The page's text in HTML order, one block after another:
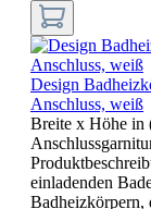
Design
Anschluss, weiß
Breite x Höhe in
einladenden
Badheizkörpern,